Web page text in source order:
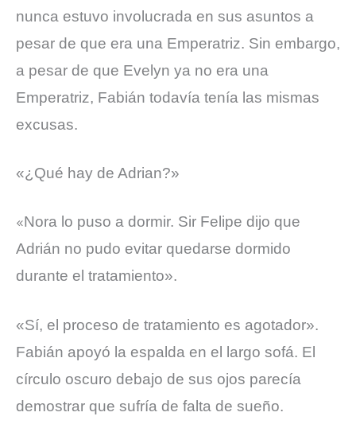
nunca estuvo involucrada en sus asuntos a
pesar de que era una Emperatriz. Sin embargo,
a pesar de que Evelyn ya no era una
Emperatriz, Fabián todavía tenía las mismas
excusas.
«¿Qué hay de Adrian?»
«Nora lo puso a dormir. Sir Felipe dijo que
Adrián no pudo evitar quedarse dormido
durante el tratamiento».
«Sí, el proceso de tratamiento es agotador».
Fabián apoyó la espalda en el largo sofá. El
círculo oscuro debajo de sus ojos parecía
demostrar que sufría de falta de sueño.